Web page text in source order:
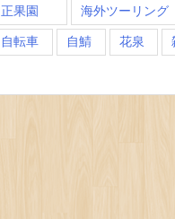
正果園 海外ツーリング
自転車 自鯖 花泉